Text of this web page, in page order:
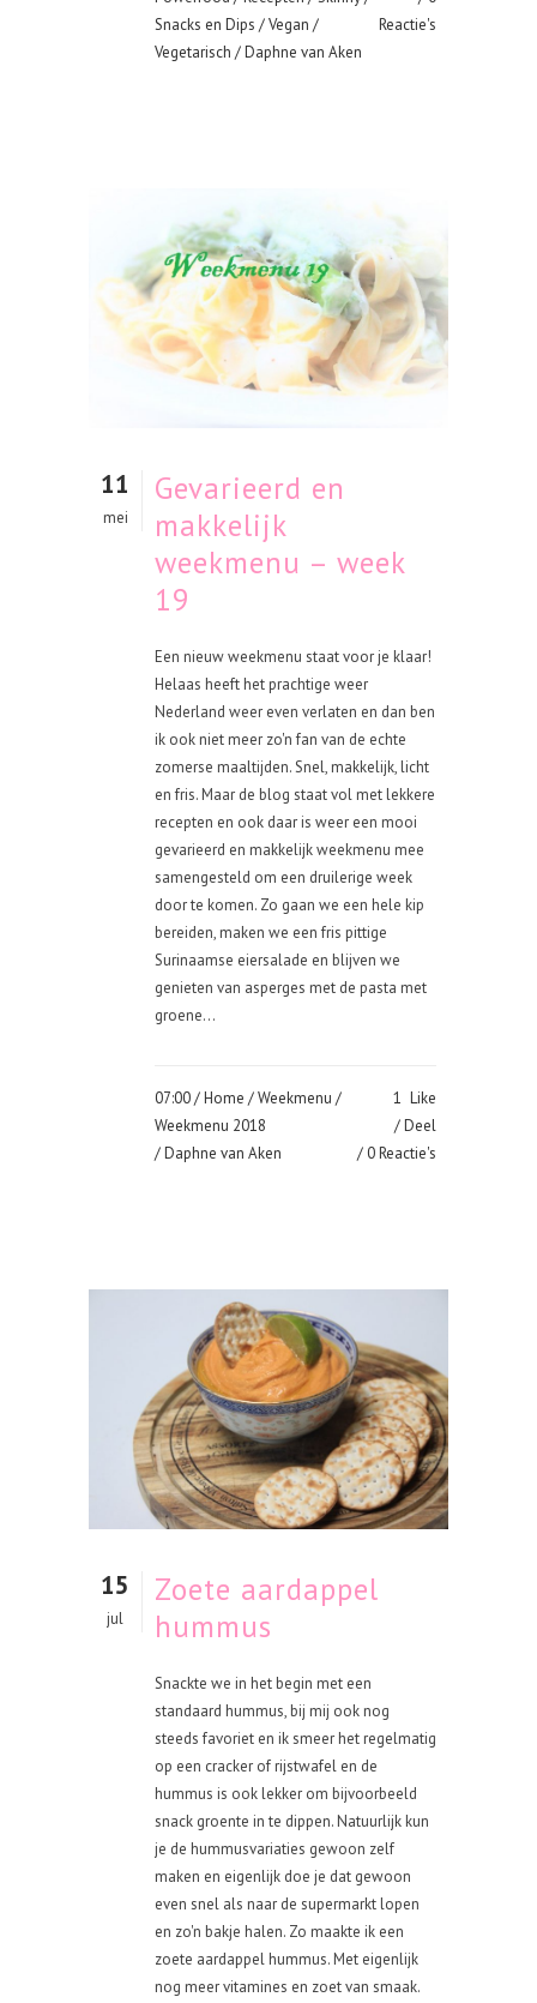
Snacks en Dips /Vegan /
Vegetarisch / Daphne van Aken
Reactie's
11
mei
Gevarieerd en
makkelijk
weekmenu – week
19
Een nieuw weekmenu staat voor je klaar!
Helaas heeft het prachtige weer
Nederland weer even verlaten en dan ben
ik ook niet meer zo'n fan van de echte
zomerse maaltijden. Snel, makkelijk, licht
en fris. Maar de blog staat vol met lekkere
recepten en ook daar is weer een mooi
gevarieerd en makkelijk weekmenu mee
samengesteld om een druilerige week
door te komen. Zo gaan we een hele kip
bereiden, maken we een fris pittige
Surinaamse eiersalade en blijven we
genieten van asperges met de pasta met
groene...
07:00 /Home /Weekmenu /
Weekmenu 2018
/ Daphne van Aken
1 Like
Deel
0 Reactie's
15
jul
Zoete aardappel
hummus
Snackte we in het begin met een
standaard hummus, bij mij ook nog
steeds favoriet en ik smeer het regelmatig
op een cracker of rijstwafel en de
hummus is ook lekker om bijvoorbeeld
snack groente in te dippen. Natuurlijk kun
je de hummusvariaties gewoon zelf
maken en eigenlijk doe je dat gewoon
even snel als naar de supermarkt lopen
en zo'n bakje halen. Zo maakte ik een
zoete aardappel hummus. Met eigenlijk
nog meer vitamines en zoet van smaak.